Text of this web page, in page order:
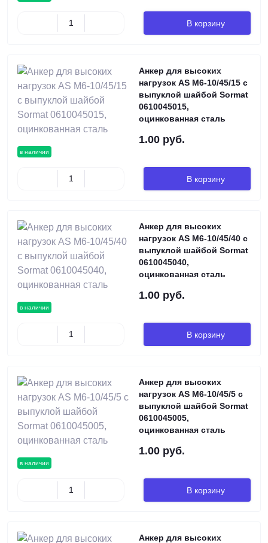
В корзину
в наличии
Анкер для высоких
нагрузок AS М6-10/45/15 с
выпуклой шайбой Sormat
0610045015,
оцинкованная сталь
1.00 руб.
В корзину
в наличии
Анкер для высоких
нагрузок AS М6-10/45/40 с
выпуклой шайбой Sormat
0610045040,
оцинкованная сталь
1.00 руб.
В корзину
в наличии
Анкер для высоких
нагрузок AS М6-10/45/5 с
выпуклой шайбой Sormat
0610045005,
оцинкованная сталь
1.00 руб.
В корзину
Анкер для высоких